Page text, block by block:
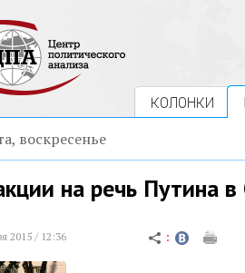
КОЛОНКИ
воскресенье
на речь Путина
2015 / 12:36